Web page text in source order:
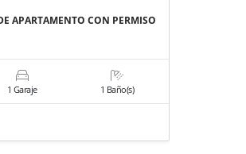
APARTAMENTO CON PERMISO
1 Garaje 1 Baño(s)